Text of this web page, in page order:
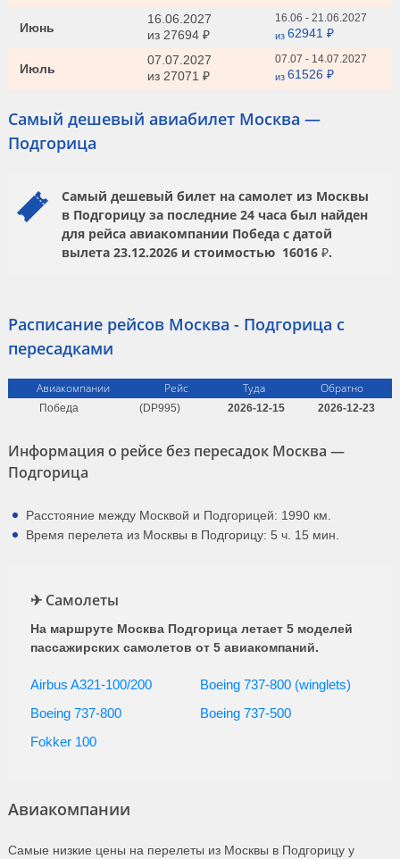
Июнь
16.06.2027
из 27694 ₽
16.06 - 21.06.2027
из 62941 ₽
Июль
07.07.2027
из 27071 ₽
07.07 - 14.07.2027
из 61526 ₽
Самый дешевый авиабилет Москва —
Подгорица
Самый дешевый билет на самолет из Москвы
в Подгорицу за последние 24 часа был найден
для рейса авиакомпании Победа с датой
вылета 23.12.2026 и стоимостью 16016 ₽.
Расписание рейсов Москва - Подгорица с
пересадками
Авиакомпании Рейс Туда Обратно
Победа (DP995) 2026-12-15 2026-12-23
Информация о рейсе без пересадок Москва —
Подгорица
Расстояние между Москвой и Подгорицей: 1990 км.
Время перелета из Москвы в Подгорицу: 5 ч. 15 мин.
✈ Самолеты
На маршруте Москва Подгорица летает 5 моделей
пассажирских самолетов от 5 авиакомпаний.
Airbus A321-100/200
Boeing 737-800 (winglets)
Boeing 737-800
Boeing 737-500
Fokker 100
Авиакомпании
Самые низкие цены на перелеты из Москвы в Подгорицу у